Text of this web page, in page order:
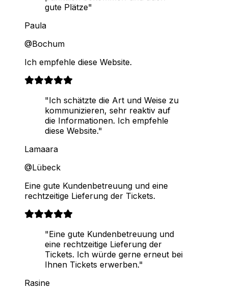
gute Plätze"
Paula
@Bochum
Ich empfehle diese Website.
"Ich schätzte die Art und Weise zu
kommunizieren, sehr reaktiv auf
die Informationen. Ich empfehle
diese Website."
Lamaara
@Lübeck
Eine gute Kundenbetreuung und eine
rechtzeitige Lieferung der Tickets.
"Eine gute Kundenbetreuung und
eine rechtzeitige Lieferung der
Tickets. Ich würde gerne erneut bei
Ihnen Tickets erwerben."
Rasine